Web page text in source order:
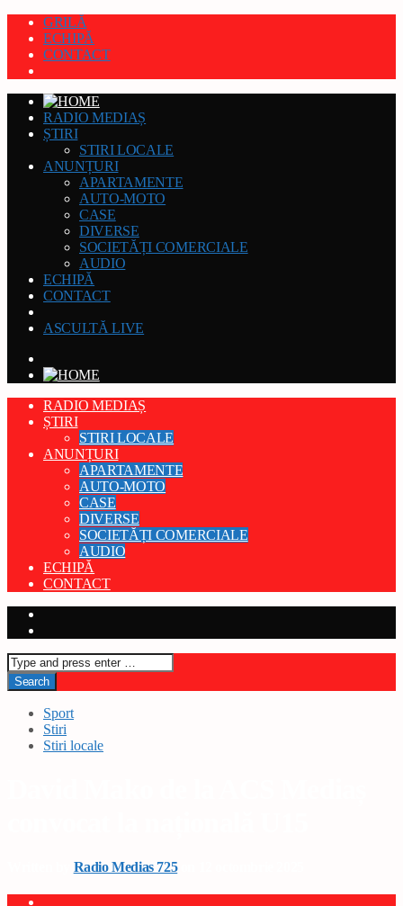
GRILĂ
ECHIPĂ
CONTACT
RADIO MEDIAȘ
ȘTIRI
STIRI LOCALE
ANUNȚURI
APARTAMENTE
AUTO-MOTO
CASE
DIVERSE
SOCIETĂȚI COMERCIALE
AUDIO
ECHIPĂ
CONTACT
ASCULTĂ LIVE
RADIO MEDIAȘ
ȘTIRI
STIRI LOCALE
ANUNȚURI
APARTAMENTE
AUTO-MOTO
CASE
DIVERSE
SOCIETĂȚI COMERCIALE
AUDIO
ECHIPĂ
CONTACT
Sport
Stiri
Stiri locale
Radio Medias 725on 12 octombrie 2025